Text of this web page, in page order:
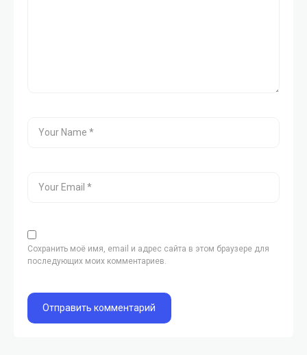
Сохранить моё имя, email и адрес сайта в этом браузере для
последующих моих комментариев.